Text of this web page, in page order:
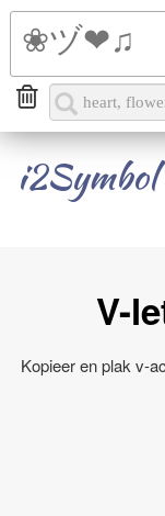
i2Symbol
V-
Kopieer en plak v-